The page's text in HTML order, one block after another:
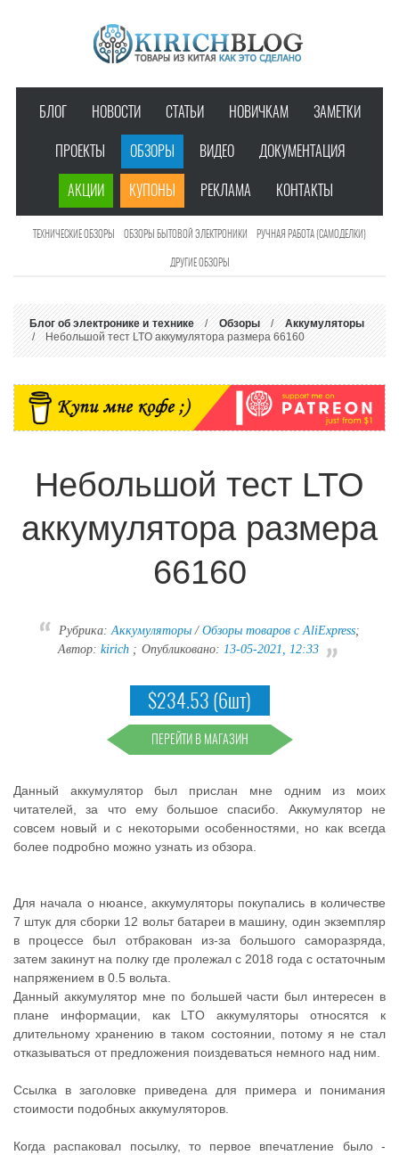
БЛОГ НОВОСТИ СТАТЬИ НОВИЧКАМ ЗАМЕТКИ
ПРОЕКТЫ ОБЗОРЫ ВИДЕО ДОКУМЕНТАЦИЯ
АКЦИИ КУПОНЫ РЕКЛАМА КОНТАКТЫ
ТЕХНИЧЕСКИЕ ОБЗОРЫ ОБЗОРЫ БЫТОВОЙ ЭЛЕКТРОНИКИ РУЧНАЯ РАБОТА (САМОДЕЛКИ)
ДРУГИЕ ОБЗОРЫ
Блог об электронике и технике/Обзоры/Аккумуляторы
/ Небольшой тест LTO аккумулятора размера 66160
Небольшой тест LTO
аккумулятора размера
66160
Рубрика:Аккумуляторы/ Обзоры товаров с AliExpress;
Автор: kirich; Опубликовано: 13-05-2021, 12:33
$234.53 (6шт)
ПЕРЕЙТИ В МАГАЗИН
Данный аккумулятор был прислан мне одним из моих
читателей, за что ему большое спасибо. Аккумулятор не
совсем новый и с некоторыми особенностями, но как всегда
более подробно можно узнать из обзора.
Для начала о нюансе, аккумуляторы покупались в количестве
7 штук для сборки 12 вольт батареи в машину, один экземпляр
в процессе был отбракован из-за большого саморазряда,
затем закинут на полку где пролежал с 2018 года с остаточным
напряжением в 0.5 вольта.
Данный аккумулятор мне по большей части был интересен в
плане информации, как LTO аккумуляторы относятся к
длительному хранению в таком состоянии, потому я не стал
отказываться от предложения поиздеваться немного над ним.
Ссылка в заголовке приведена для примера и понимания
стоимости подобных аккумуляторов.
Когда распаковал посылку, то первое впечатление было -